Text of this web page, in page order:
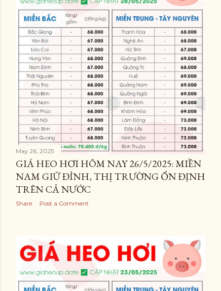
May 26, 2025
GIÁ HEO HƠI HÔM NAY 26/5/2025: MIỀN
NAM GIỮ ĐỈNH, THỊ TRƯỜNG ỔN ĐỊNH
TRÊN CẢ NƯỚC
Share Post a Comment